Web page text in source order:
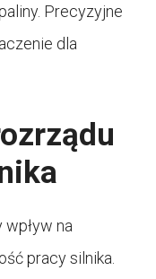
Precyzyjne
dla
wpływ na
pracy silnika.